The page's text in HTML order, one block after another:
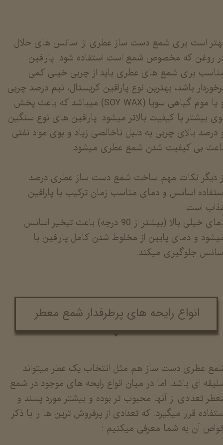
است برای شمع دست ساز عطری از اسانس های حلال
روغن که مخصوص شمع است استفاده شود. پارافین
برای شمع های عطری باید از چربی خیلی کمی
باشد، بهترین نوع پارافین کریستال، نیم درصد چربی
و یا موم گیاهی سویا (SOY WAX) میباشد که باعث پخش
بیشتر با کیفیت بالاتر میشود. پارافین های نوع سنگین
درصد بالای چربی به دلیل ناخالصی زیاد و بوی مواد نفتی
بی کیفیت شدن شمع عطری میشود.
دیگر نکات مهم ساخت شمع دست ساز عطری درصد
اسانس و دمای مناسب زمان ترکیب با پارافین
است.
دمای خیلی بالا (بیشتر از 90 درجه) باعث تبخیر اسانس
و دمای پایین از مخلوط شدن کامل پارافین با
جلوگیری میکند.
عطری دست ساز هم مثل انتخاب یک عطر میتواند
ای باشد. اما در میان انواع رایحه های موجود در شمع
تعدادی از آنها محبوب تر بوده و بیشتر مورد پسند و
قرار میگیرد. که تعدادی از پرفروش ترین ها را با ذکر
آن به شما معرفی میکنیم :
انواع رایحه های پرطرفدار شمع معطر